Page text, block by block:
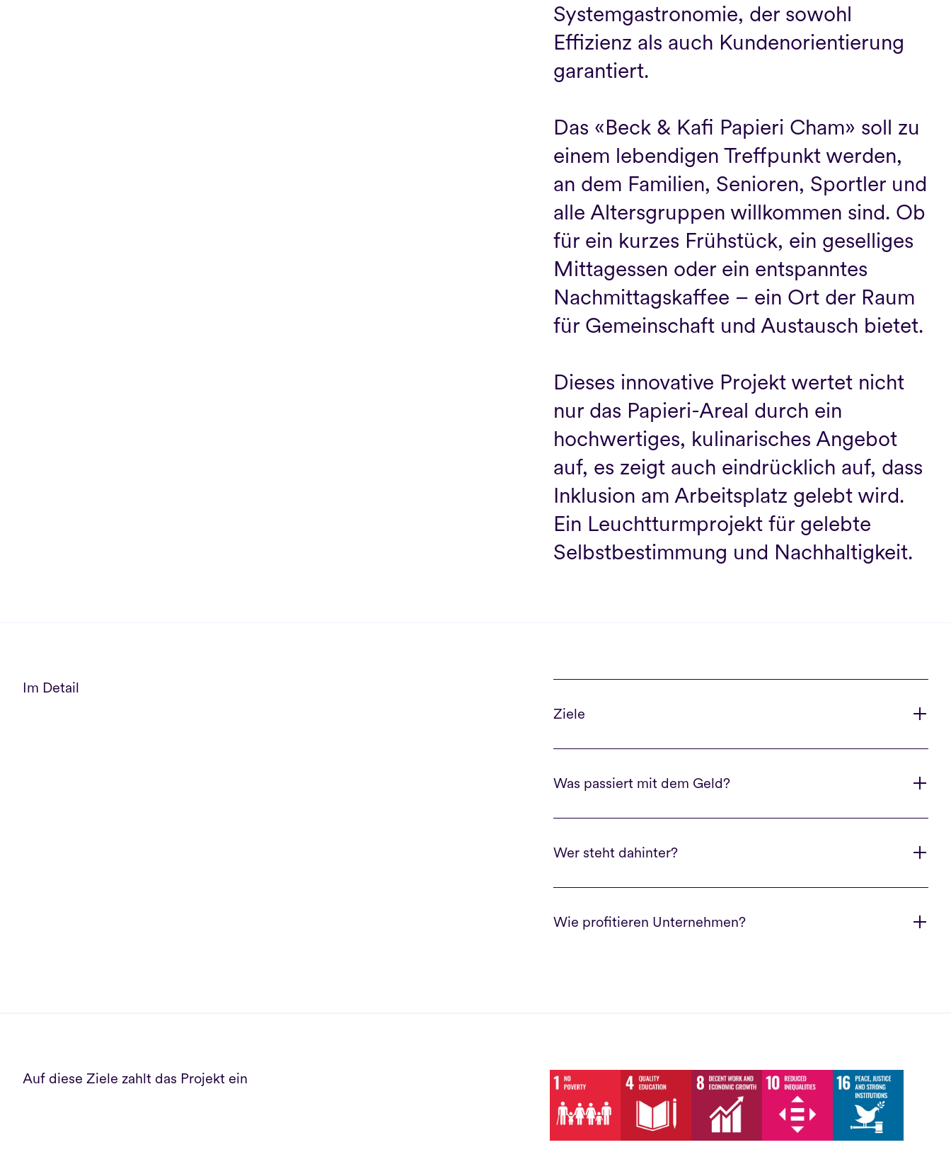
Systemgastronomie, der sowohl
Effizienz als auch Kundenorientierung
garantiert.
Das «Beck & Kafi Papieri Cham» soll zu
einem lebendigen Treffpunkt werden,
an dem Familien, Senioren, Sportler und
alle Altersgruppen willkommen sind. Ob
für ein kurzes Frühstück, ein geselliges
Mittagessen oder ein entspanntes
Nachmittagskaffee – ein Ort der Raum
für Gemeinschaft und Austausch bietet.
Dieses innovative Projekt wertet nicht
nur das Papieri-Areal durch ein
hochwertiges, kulinarisches Angebot
auf, es zeigt auch eindrücklich auf, dass
Inklusion am Arbeitsplatz gelebt wird.
Ein Leuchtturmprojekt für gelebte
Selbstbestimmung und Nachhaltigkeit.
Im Detail
Ziele
Was passiert mit dem Geld?
Wer steht dahinter?
Wie profitieren Unternehmen?
Auf diese Ziele zahlt das Projekt ein